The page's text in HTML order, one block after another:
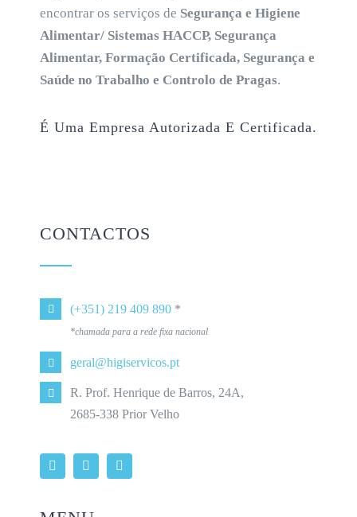
encontrar os serviços de Segurança e Higiene
Alimentar/ Sistemas HACCP, Segurança
Alimentar, Formação Certificada, Segurança e
Saúde no Trabalho e Controlo de Pragas.
É Uma Empresa Autorizada E Certificada.
CONTACTOS
(+351) 219 409 890 *
*chamada para a rede fixa nacional
geral@higiservicos.pt
R. Prof. Henrique de Barros, 24A,
2685-338 Prior Velho